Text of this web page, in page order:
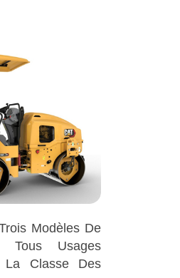
Modèles De
Tous Usages
La Classe Des